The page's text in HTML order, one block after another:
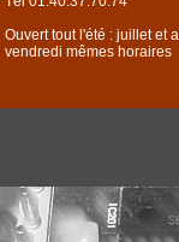
Ouvert tout l'été : juillet et
vendredi mêmes horaires